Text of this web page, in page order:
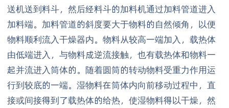
送机送到料斗，然后经料斗的加料机通过加料管道进入
加料端。加料管道的斜度要大于物料的自然倾角，以便
物料顺利流入干燥器内。物料从较高一端加入，载热体
由低端进入，与物料成逆流接触，也有载热体和物料一
起并流进入筒体的。随着圆筒的转动物料受重力作用运
行到较底的一端。湿物料在筒体内向前移动过程中，直
接或间接得到了载热体的给热，使湿物料得以干燥，然